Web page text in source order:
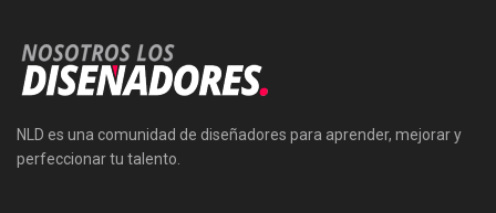
NLD es una comunidad de diseñadores para aprender, mejorar y
perfeccionar tu talento.